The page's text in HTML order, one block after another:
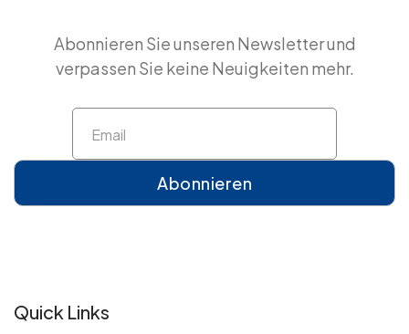
Abonnieren Sie unseren Newsletter und
verpassen Sie keine Neuigkeiten mehr.
Quick Links